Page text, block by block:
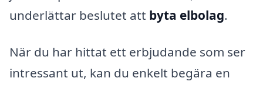
underlättar beslutet att byta elbolag.
När du har hittat ett erbjudande som ser
intressant ut, kan du enkelt begära en